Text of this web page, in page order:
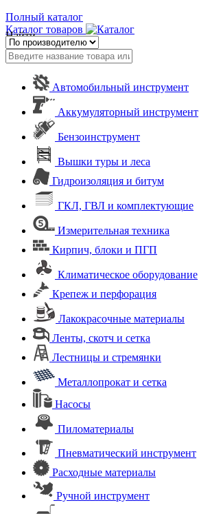
Полный каталог
Каталог товаров
Найти
Автомобильный инструмент
Аккумуляторный инструмент
Бензоинструмент
Вышки туры и леса
Гидроизоляция и битум
ГКЛ, ГВЛ и комплектующие
Измерительная техника
Кирпич, блоки и ПГП
Климатическое оборудование
Крепеж и перфорация
Лакокрасочные материалы
Ленты, скотч и сетка
Лестницы и стремянки
Металлопрокат и сетка
Насосы
Пиломатериалы
Пневматический инструмент
Расходные материалы
Ручной инструмент